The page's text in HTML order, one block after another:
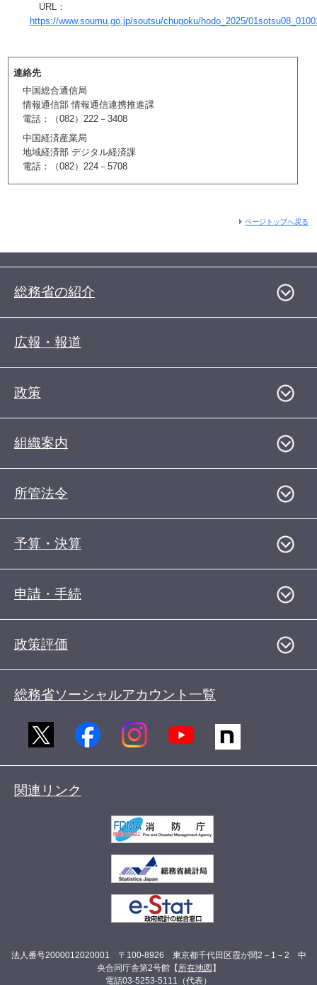
URL：
https://www.soumu.go.jp/soutsu/chugoku/hodo_2025/
連絡先
中国総合通信局
情報通信部 情報通信連携推進課
電話：（082）222－3408
中国経済産業局
地域経済部 デジタル経済課
電話：（082）224－5708
ページトップへ戻る
総務省の紹介
広報・報道
政策
組織案内
所管法令
予算・決算
申請・手続
政策評価
総務省ソーシャルアカウント一覧
関連リンク
法人番号2000012020001 〒100-8926 東京都千代田区霞が関2－1－2 中
央合同庁舎第2号館【 所在地図 】
電話03-5253-5111（代表）